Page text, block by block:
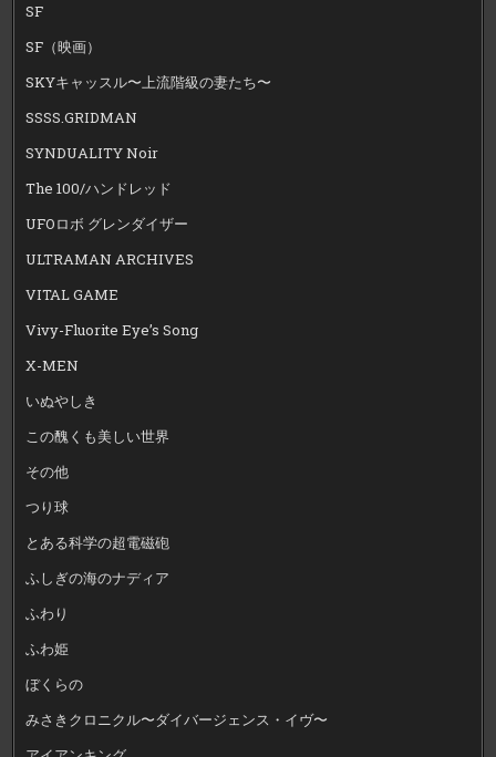
SF
SF（映画）
SKYキャッスル〜上流階級の妻たち〜
SSSS.GRIDMAN
SYNDUALITY Noir
The 100/ハンドレッド
UFOロボ グレンダイザー
ULTRAMAN ARCHIVES
VITAL GAME
Vivy-Fluorite Eye’s Song
X-MEN
いぬやしき
この醜くも美しい世界
その他
つり球
とある科学の超電磁砲
ふしぎの海のナディア
ふわり
ふわ姫
ぼくらの
みさきクロニクル〜ダイバージェンス・イヴ〜